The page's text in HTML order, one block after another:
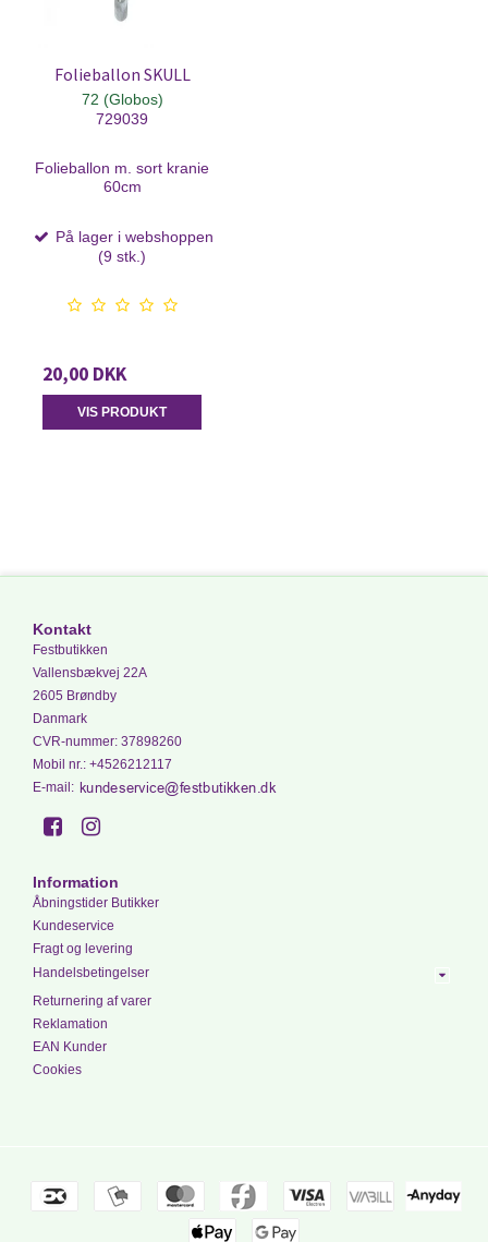
Folieballon SKULL
72 (Globos)
729039
Folieballon m. sort kranie
60cm
På lager i webshoppen
(9 stk.)
20,00 DKK
VIS PRODUKT
Kontakt
Festbutikken
Vallensbækvej 22A
2605 Brøndby
Danmark
CVR-nummer: 37898260
Mobil nr.: +4526212117
E-mail :
Information
Åbningstider Butikker
Kundeservice
Fragt og levering
Handelsbetingelser
Returnering af varer
Reklamation
EAN Kunder
Cookies